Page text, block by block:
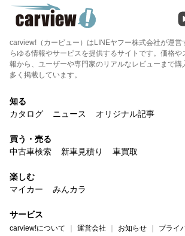
carview!（カービュー）はLINEヤフー株式会社が運営
らゆる情報やサービスを提供するサイトです。価格
報から、ユーザーや専門家のリアルなレビューまで購
多く掲載しています。
知る
カタログ
ニュース オリジナル記事
買う・売る
中古車検索
新車見積り 車買取
楽しむ
マイカー
みんカラ
サービス
carview!について 運営会社 お知らせ プライ